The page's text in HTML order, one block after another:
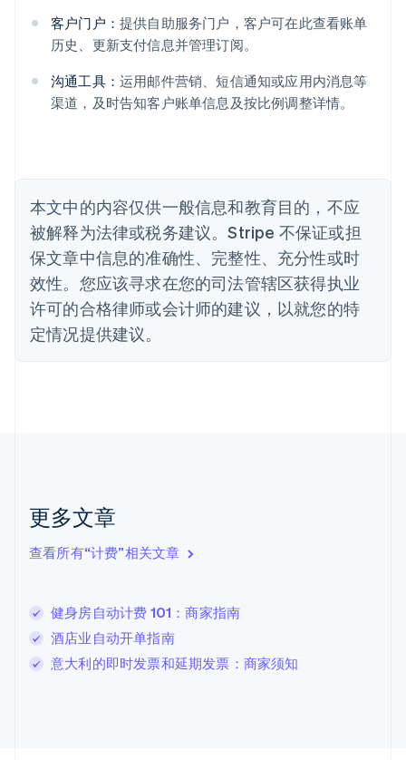
客户门户： 提供自助服务门户，客户可在此查看账单
历史、更新支付信息并管理订阅。
沟通工具： 运用邮件营销、短信通知或应用内消息等
渠道，及时告知客户账单信息及按比例调整详情。
本文中的内容仅供一般信息和教育目的，不应
被解释为法律或税务建议。Stripe 不保证或担
保文章中信息的准确性、完整性、充分性或时
效性。您应该寻求在您的司法管辖区获得执业
许可的合格律师或会计师的建议，以就您的特
定情况提供建议。
更多文章
查看所有“计费”相关文章
健身房自动计费 101：商家指南
酒店业自动开单指南
意大利的即时发票和延期发票：商家须知
澳大利亚
English
巴西
PortuguêsEnglish
保加利亚
English
丹麦
德国
DeutschEnglish
法国
FrançaisEnglish
芬兰
EnglishSvenska
English
English
卢森堡
罗马尼亚
English